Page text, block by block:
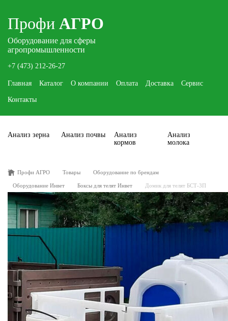
Профи АГРО
Оборудование для сферы
агропромышленности
+7 (473) 212-26-27
Главная Каталог О компании Оплата Доставка Сервис
Контакты
Анализ зерна Анализ почвы
Анализ
кормов
Анализ
молока
Профи АГРО Товары Оборудование по брендам
Оборудование Инвет Боксы для телят Инвет Домик для телят БСТ-3П